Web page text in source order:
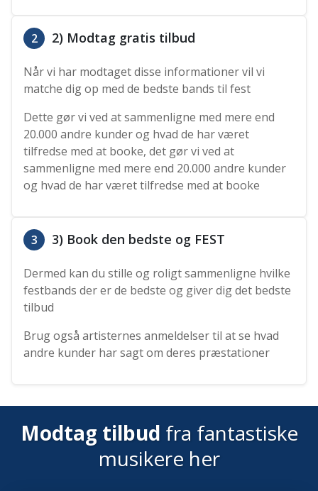
2 2) Modtag gratis tilbud
Når vi har modtaget disse informationer vil vi
matche dig op med de bedste bands til fest
Dette gør vi ved at sammenligne med mere end
20.000 andre kunder og hvad de har været
tilfredse med at booke, det gør vi ved at
sammenligne med mere end 20.000 andre kunder
og hvad de har været tilfredse med at booke
3 3) Book den bedste og FEST
Dermed kan du stille og roligt sammenligne hvilke
festbands der er de bedste og giver dig det bedste
tilbud
Brug også artisternes anmeldelser til at se hvad
andre kunder har sagt om deres præstationer
Modtag tilbud fra fantastiske
musikere her